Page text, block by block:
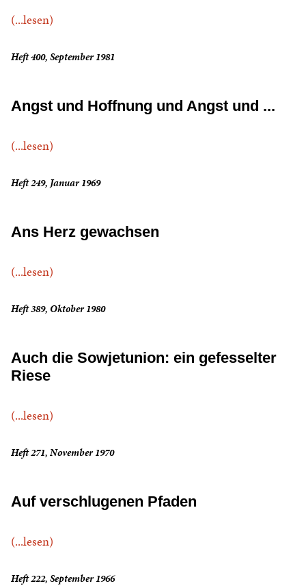
(...lesen)
Heft 400, September 1981
Angst und Hoffnung und Angst und ...
(...lesen)
Heft 249, Januar 1969
Ans Herz gewachsen
(...lesen)
Heft 389, Oktober 1980
Auch die Sowjetunion: ein gefesselter
Riese
(...lesen)
Heft 271, November 1970
Auf verschlugenen Pfaden
(...lesen)
Heft 222, September 1966